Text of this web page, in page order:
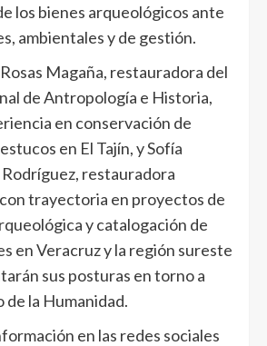
los bienes arqueológicos ante
ambientales y de gestión.
Magaña, restauradora del
de Antropología e Historia,
en conservación de
en El Tajín, y Sofía
restauradora
trayectoria en proyectos de
y catalogación de
en Veracruz y la región sureste
sus posturas en torno a
la Humanidad.
en las redes sociales